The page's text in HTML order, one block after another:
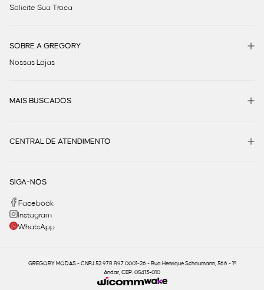
Solicite Sua Troca
SOBRE A GREGORY
Nossas Lojas
MAIS BUSCADOS
CENTRAL DE ATENDIMENTO
SIGA-NOS
Facebook
Instagram
WhatsApp
GREGORY MODAS - CNPJ 52.978.897.0001-26 - Rua Henrique Schaumann, 566 - 1º
Andar, CEP: 05413-010